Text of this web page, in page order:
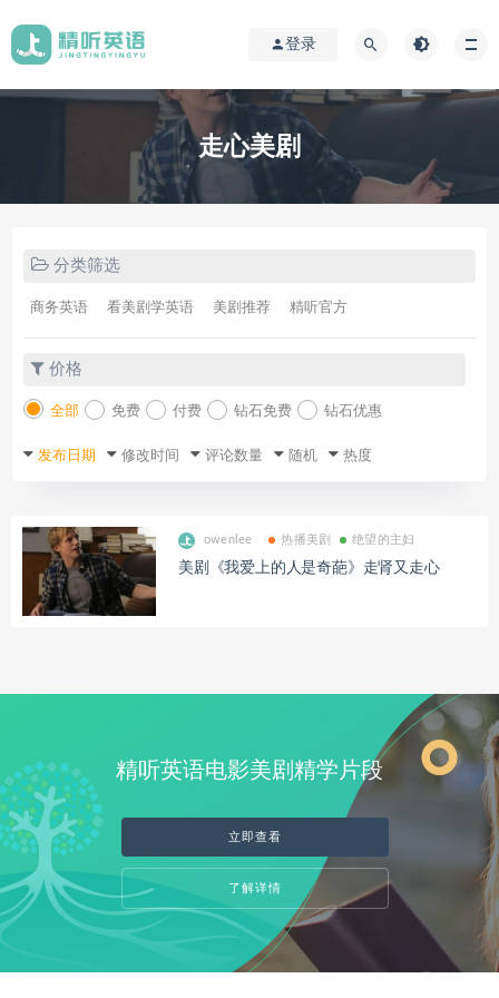
登录
走心美剧
分类筛选
商务英语 看美剧学英语 美剧推荐 精听官方
价格
全部 免费 付费 钻石免费 钻石优惠
发布日期 修改时间 评论数量 随机 热度
owenlee 热播美剧 绝望的主妇
美剧《我爱上的人是奇葩》走肾又走心
精听英语电影美剧精学片段
立即查看
了解详情